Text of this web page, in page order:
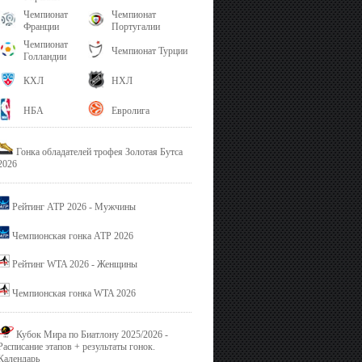
Чемпионат
Франции
Чемпионат
Португалии
Чемпионат
Голландии
Чемпионат Турции
КХЛ НХЛ
НБА Евролига
Гонка обладателей трофея Золотая Бутса
Рейтинг ATP 2026 - Мужчины
Чемпионская гонка ATP 2026
Рейтинг WTA 2026 - Женщины
Чемпионская гонка WTA 2026
Кубок Мира по Биатлону 2025/2026 -
этапов + результаты гонок.